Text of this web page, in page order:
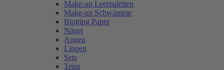
Make-up Leerpaletten
Make-up Schwämme
Blotting Paper
Nägel
Augen
Lippen
Sets
Teint